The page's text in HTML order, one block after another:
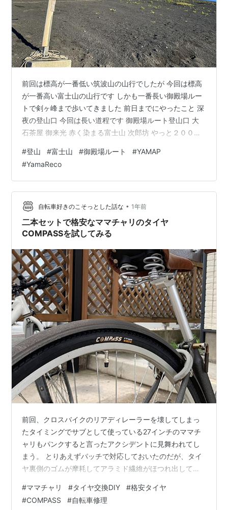
前回は標高が一番低い筑波山の山行でしたが 今回は標高
が一番高い富士山の山行です しかも一番長い御殿場ルー
トで剣ヶ峰まで歩いてきました 前日までにやったこと 深
夜の登山口 今回は長い道程です 御殿場ルート登山口 大
石茶屋 御来光 赤く染まる富士山 次郎坊 やっと２０００
イミング良く 六合目 ３０００メートルを越えました 七
合目 七合四勺 七合五勺 七合九勺 八合目 見えた 着きまし
た！ 浅間大社 山頂を目指す前に 剣ヶ峰へ 馬の背はキツ
イ 並んでますね。。。 日本最高峰「剣ヶ峰」 日本で一
番高い所で撮影 下りましょうか 前日までにやったこと …
#登山 #富士山 #御殿場ルート #YAMAP
#YamaReco
自転車好きのこそっとした話な • 1年前
二本セットで格安なママチャリのタイヤ
COMPASSを試してみる
前回、クロスバイクのリアディレーラーを壊してしまっ
たタイミングでサブとして使っている27インチのママチ
ャリもパンクすると言ったアクシデントに見舞われてし
まう。 とりあえずパッチで対応しておいたのだが、タイ
ヤ裏側のゴムが摩耗してアラミド繊維がほつれ出してい
自転車になるので仕方がない。 でっ、この際なので前後
タイヤ＆チューブとリムバンドまで全て交換してしまお
#ママチャリ #タイヤ交換DIY #格安タイヤ
#COMPASS #自転車修理